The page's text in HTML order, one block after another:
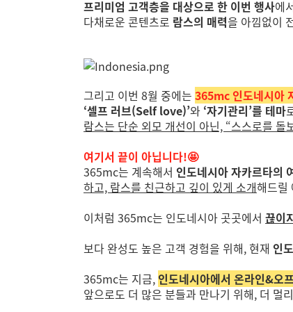
프리미엄 고객층을 대상으로 한 이번 행사에
다채로운 콘텐츠로 람스의 매력을 아낌없이
그리고 이번 8월 중에는 365mc 인도네시아
‘셀프 러브(Self love)’와 ‘자기관리’를 테마
람스는 단순 외모 개선이 아닌, “스스로를 돌
여기서 끝이 아닙니다!🤩
365mc는 계속해서 인도네시아 자카르타의
하고, 람스를 친근하고 깊이 있게 소개해드릴
이처럼 365mc는 인도네시아 곳곳에서 끊이
보다 완성도 높은 고객 경험을 위해, 현재 인
365mc는 지금, 인도네시아에서 온라인&오
앞으로도 더 많은 분들과 만나기 위해, 더 멀